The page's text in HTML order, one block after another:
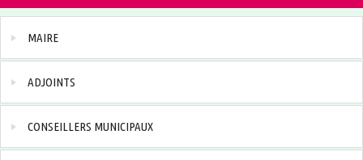
MAIRE
ADJOINTS
CONSEILLERS MUNICIPAUX